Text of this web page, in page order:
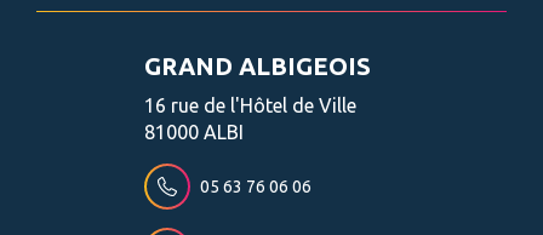
GRAND ALBIGEOIS
16 rue de l'Hôtel de Ville
81000 ALBI
05 63 76 06 06